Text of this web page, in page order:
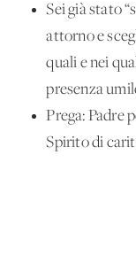
Sei già stato
attorno e
quali e nei
presenza
Prega: Padre
Spirito di